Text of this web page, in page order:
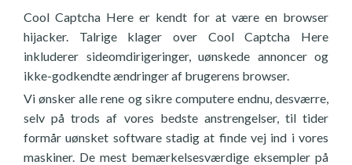
Cool Captcha Here er kendt for at være en browser
hijacker. Talrige klager over Cool Captcha Here
inkluderer sideomdirigeringer, uønskede annoncer og
ikke-godkendte ændringer af brugerens browser.
Vi ønsker alle rene og sikre computere endnu, desværre,
selv på trods af vores bedste anstrengelser, til tider
formår uønsket software stadig at finde vej ind i vores
maskiner. De mest bemærkelsesværdige eksempler på